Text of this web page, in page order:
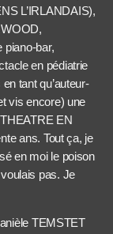
L’IRLANDAIS),
piano-bar,
en pédiatrie
tant qu’auteur-
vis encore) une
EN
ans. Tout ça, je
en moi le poison
pas. Je
TEMSTET